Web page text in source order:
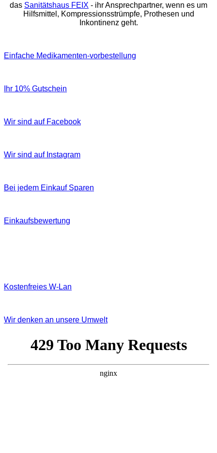
das Sanitätshaus FEIX - ihr Ansprechpartner, wenn es um
Hilfsmittel, Kompressionsstrümpfe, Prothesen und
Inkontinenz geht.
Einfache Medikamenten-vorbestellung
Ihr 10% Gutschein
Wir sind auf Facebook
Wir sind auf Instagram
Bei jedem Einkauf Sparen
Einkaufsbewertung
Kostenfreies W‐Lan
Wir denken an unsere Umwelt